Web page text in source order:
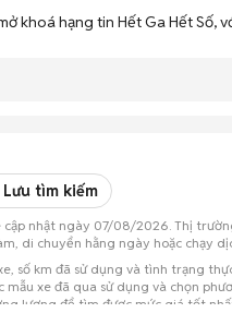
khoá hạng tin Hết Ga Hết Số,
Lưu tìm kiếm
nhật ngày 07/08/2026. Thị
di chuyển hằng ngày hoặc chạy
số km đã sử dụng và tình trạng
xe đã qua sử dụng và chọn
lượng để tìm được mức giá tốt